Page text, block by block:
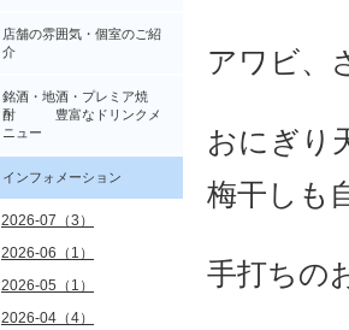
アワビ、
おにぎり
梅干しも
手打ちの
店舗の雰囲気・個室のご紹
介
銘酒・地酒・プレミア焼
酎 豊富なドリンクメ
ニュー
インフォメーション
2026-07（3）
2026-06（1）
2026-05（1）
2026-04（4）